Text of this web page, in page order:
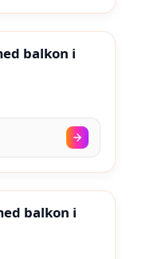
24. aug.–25. sep.
balkon i
30. aug.–25. sep.
balkon i